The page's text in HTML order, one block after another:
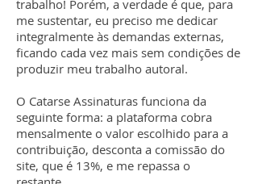
trabalho! Porém, a verdade é que, para
me sustentar, eu preciso me dedicar
integralmente às demandas externas,
ficando cada vez mais sem condições de
produzir meu trabalho autoral.
O Catarse Assinaturas funciona da
seguinte forma: a plataforma cobra
mensalmente o valor escolhido para a
contribuição, desconta a comissão do
site, que é 13%, e me repassa o